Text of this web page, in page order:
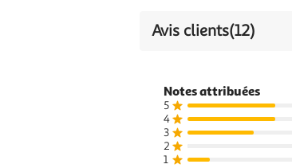
Avis clients(12)
Notes attribuées
5
4
3
2
1